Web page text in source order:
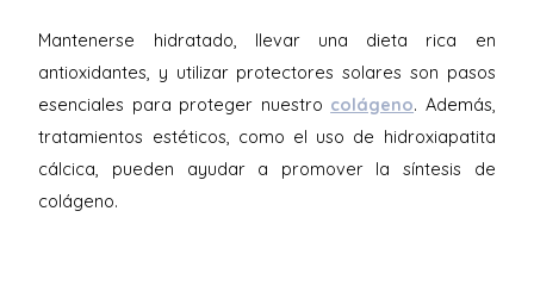
Mantenerse hidratado, llevar una dieta rica en
antioxidantes, y utilizar protectores solares son pasos
esenciales para proteger nuestro colágeno. Además,
tratamientos estéticos, como el uso de hidroxiapatita
cálcica, pueden ayudar a promover la síntesis de
colágeno.